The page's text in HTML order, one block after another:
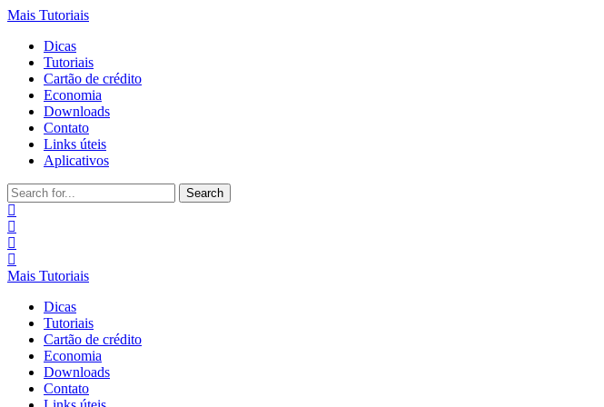
Mais Tutoriais
Dicas
Tutoriais
Cartão de crédito
Economia
Downloads
Contato
Links úteis
Aplicativos
Search
for:
Mais Tutoriais
Dicas
Tutoriais
Cartão de crédito
Economia
Downloads
Contato